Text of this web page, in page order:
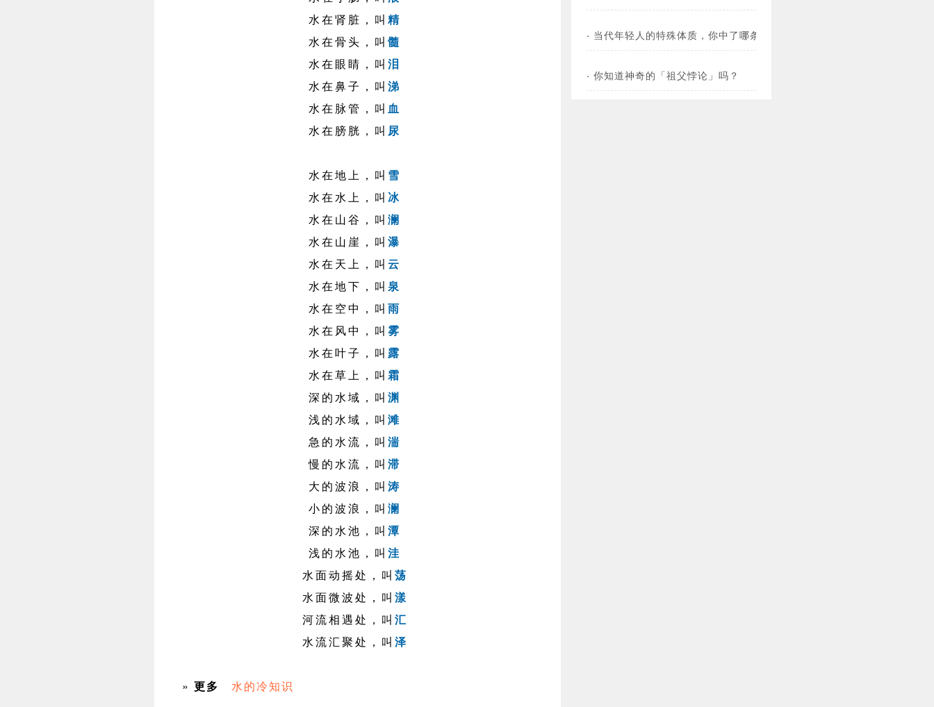
水在肾脏，叫精
水在骨头，叫髓
水在眼睛，叫泪
水在鼻子，叫涕
水在脉管，叫血
水在膀胱，叫 尿
水在地上，叫 雪
水在水上，叫冰
水在山谷，叫澜
水在山崖，叫瀑
水在天上，叫云
水在地下，叫泉
水在空中，叫雨
水在风中，叫雾
水在叶子，叫 露
水在草上，叫霜
深的水域，叫渊
浅的水域，叫滩
急的水流，叫湍
慢的水流，叫滞
大的波浪，叫涛
小的波浪，叫澜
深的水池，叫潭
浅的水池，叫洼
水面动摇处，叫 荡
水面微波处，叫 漾
河流相遇处，叫 汇
水流汇聚处，叫 泽
» 更多 水的冷知识
· 当代年轻人的特殊体质，你中了哪条？
· 你知道神奇的「祖父悖论」吗？